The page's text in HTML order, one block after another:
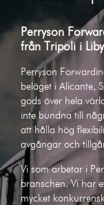
Perryson
från
Tripoli i
Perryson
beläget i Alicante,
gods över hela
inte bundna till
att hålla hög
avgångar och
Vi som arbetar i
branschen. Vi har
mycket